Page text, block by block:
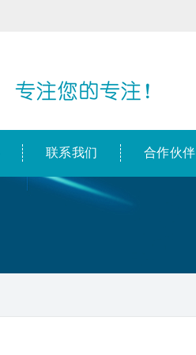
联系我们 合作伙伴